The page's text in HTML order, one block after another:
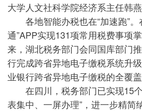
大学人文社科学院经济系主任韩燕
各地智能办税也在“加速跑”。
通”APP实现131项常用税费事项
来，湖北税务部门会同国库部门
行完成跨省异地电子缴税系统升
业银行跨省异地电子缴税的全覆盖
在四川，税务部门已实现15个
表集中、一屏办理”，进一步精简